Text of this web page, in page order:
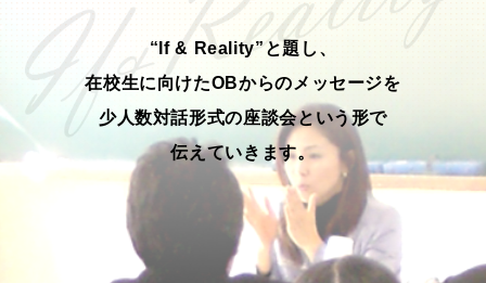
“If & Reality”と題し、
在校生に向けたOBからのメッセージを
少人数対話形式の座談会という形で
伝えていきます。